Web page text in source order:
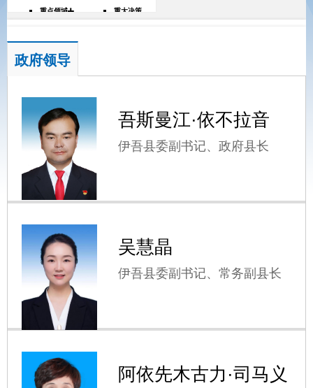
重点领域+
行政许可、处罚、强制公示
议案提案
政府领导
吾斯曼江·依不拉音
伊吾县委副书记、政府县长
吴慧晶
伊吾县委副书记、常务副县长
阿依先木古力·司马义